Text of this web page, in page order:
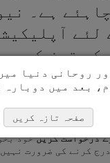
ہے۔
لئے
کو تیز
درخواست کریںخود
درج کرنے کی ضرورت
روحانی دنیا میں
بعد میں دوبارہ
صفحہ تازہ کریں